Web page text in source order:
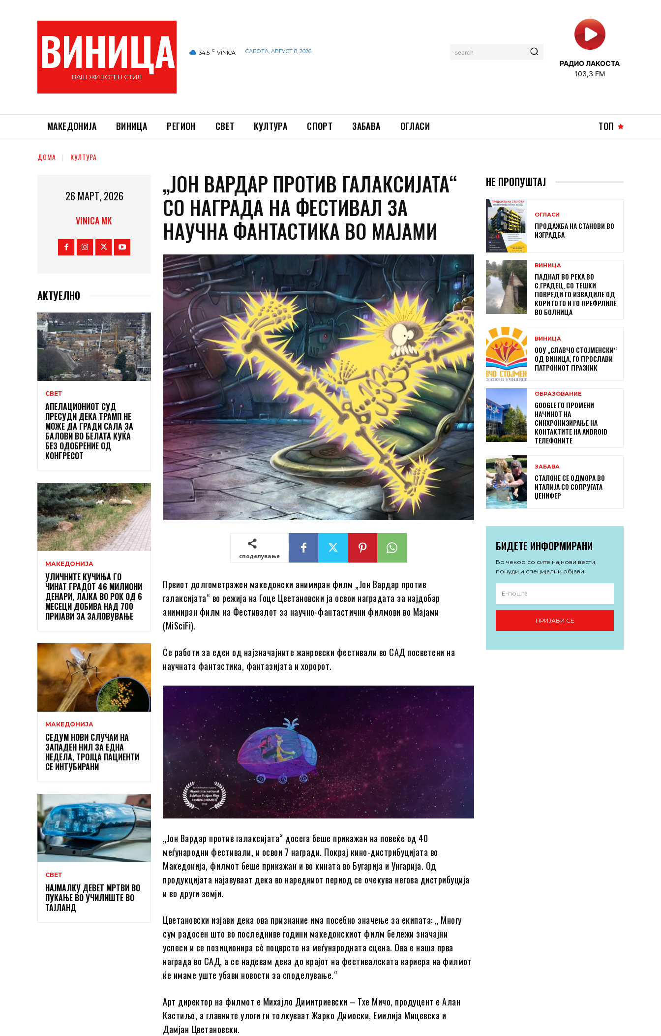
ВИНИЦА
ВАШ ЖИВОТЕН СТИЛ
34.5 C VINICA САБОТА, АВГУСТ 8, 2026 search
РАДИО ЛАКОСТА
103,3 FM
МАКЕДОНИЈА ВИНИЦА РЕГИОН СВЕТ КУЛТУРА СПОРТ ЗАБАВА ОГЛАСИ ТОП
ДОМА КУЛТУРА
26 МАРТ, 2026
VINICA MK
АКТУЕЛНО
СВЕТ
АПЕЛАЦИОНИОТ СУД
ПРЕСУДИ ДЕКА ТРАМП НЕ
МОЖЕ ДА ГРАДИ САЛА ЗА
БАЛОВИ ВО БЕЛАТА КУЌА
БЕЗ ОДОБРЕНИЕ ОД
КОНГРЕСОТ
МАКЕДОНИЈА
УЛИЧНИТЕ КУЧИЊА ГО
ЧИНАТ ГРАДОТ 46 МИЛИОНИ
ДЕНАРИ, ЛАЈКА ВО РОК ОД 6
МЕСЕЦИ ДОБИВА НАД 700
ПРИЈАВИ ЗА ЗАЛОВУВАЊЕ
МАКЕДОНИЈА
СЕДУМ НОВИ СЛУЧАИ НА
ЗАПАДЕН НИЛ ЗА ЕДНА
НЕДЕЛА, ТРОЈЦА ПАЦИЕНТИ
СЕ ИНТУБИРАНИ
СВЕТ
НАЈМАЛКУ ДЕВЕТ МРТВИ ВО
ПУКАЊЕ ВО УЧИЛИШТЕ ВО
ТАЈЛАНД
„ЈОН ВАРДАР ПРОТИВ ГАЛАКСИЈАТА“
СО НАГРАДА НА ФЕСТИВАЛ ЗА
НАУЧНА ФАНТАСТИКА ВО МАЈАМИ
споделување
Првиот долгометражен македонски анимиран филм „Јон Вардар против
галаксијата“ во режија на Гоце Цветановски ја освои наградата за најдобар
анимиран филм на Фестивалот за научно-фантастични филмови во Мајами
(MiSciFi).
Се работи за еден од најзначајните жанровски фестивали во САД посветени на
научната фантастика, фантазијата и хоророт.
„Јон Вардар против галаксијата“ досега беше прикажан на повеќе од 40
меѓународни фестивали, и освои 7 награди. Покрај кино-дистрибуцијата во
Македонија, филмот беше прикажан и во кината во Бугарија и Унгарија. Од
продукцијата најавуваат дека во наредниот период се очекува негова дистрибуција
и во други земји.
Цветановски изјави дека ова признание има посебно значење за екипата: „ Многу
сум радосен што во последниве години македонскиот филм бележи значајни
успеси и се позиционира сè поцврсто на меѓународната сцена. Ова е наша прва
награда во САД, а се надевам дека до крајот на фестивалската кариера на филмот
ќе имаме уште убави новости за споделување.“
Арт директор на филмот е Михајло Димитриевски – Тхе Мичо, продуцент е Алан
Кастиљо, а главните улоги ги толкуваат Жарко Димоски, Емилија Мицевска и
Дамјан Цветановски.
НЕ ПРОПУШТАЈ
ОГЛАСИ
ПРОДАЖБА НА СТАНОВИ ВО
ИЗГРАДБА
ВИНИЦА
ПАДНАЛ ВО РЕКА ВО
С.ГРАДЕЦ, СО ТЕШКИ
ПОВРЕДИ ГО ИЗВАДИЛЕ ОД
КОРИТОТО И ГО ПРЕФРЛИЛЕ
ВО БОЛНИЦА
ВИНИЦА
ООУ „СЛАВЧО СТОЈМЕНСКИ“
ОД ВИНИЦА, ГО ПРОСЛАВИ
ПАТРОНИОТ ПРАЗНИК
ОБРАЗОВАНИЕ
GOOGLE ГО ПРОМЕНИ
НАЧИНОТ НА
СИНХРОНИЗИРАЊЕ НА
КОНТАКТИТЕ НА ANDROID
ТЕЛЕФОНИТЕ
ЗАБАВА
СТАЛОНЕ СЕ ОДМОРА ВО
ИТАЛИЈА СО СОПРУГАТА
ЏЕНИФЕР
БИДЕТЕ ИНФОРМИРАНИ
Во чекор со сите најнови вести,
понуди и специјални објави.
ПРИЈАВИ СЕ